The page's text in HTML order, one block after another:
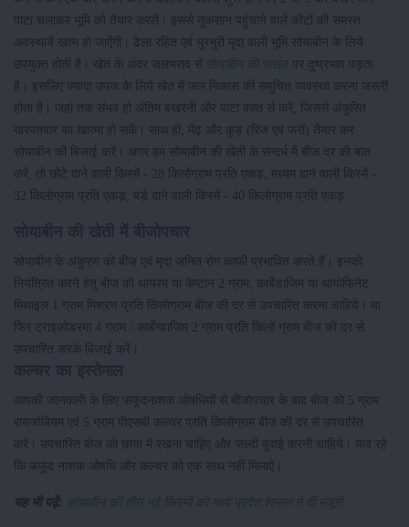
पाटा चलाकर भूमि को तैयार करलें। इससे नुकसान पहुंचाने वाले कीटों की समस्त
अवस्थायें खत्म हो जाऐंगी। ढेला रहित एवं भुरभुरी मृदा वाली भूमि सोयाबीन के लिये
उपयुक्त होती है। खेत के अंदर जलभराव से सोयाबीन की फसल पर दुष्प्रभाव पड़ता
है। इसलिए ज्यादा उपज के लिये खेत में जल निकास की समुचित व्यवस्था करना जरूरी
होता है। जहां तक संभव हो अंतिम बखरनी और पाटा वक्त से करें, जिससे अंकुरित
खरपतवार का खात्मा हो सकें। साथ ही, मेंढ़ और कूड़ (रिज एवं फरों) तैयार कर
सोयाबीन की बिजाई करें। अगर हम सोयाबीन की खेती के सन्दर्भ में बीज दर की बात
करें, तो छोटे दाने वाली किस्में - 28 किलोग्राम प्रति एकड़, मध्यम दाने वाली किस्में -
32 किलोग्राम प्रति एकड़, बड़े दाने वाली किस्में - 40 किलोग्राम प्रति एकड़
सोयाबीन के अंकुरण को बीज एवं मृदा जनित रोग काफी प्रभावित करते हैं। इनको
नियंत्रित करने हेतु बीज को थायरम या केप्टान 2 ग्राम, कार्बेडाजिम या थायोफिनेट
मिथाइल 1 ग्राम मिश्रण प्रति किलोग्राम बीज की दर से उपचारित करना चाहिये। या
फिर ट्राइकोडरमा 4 ग्राम / कार्बेन्डाजिम 2 ग्राम प्रति किलों ग्राम बीज की दर से
उपचारित करके बिजाई करें।
आपकी जानकारी के लिए फफूंदनाशक ओषधियों से बीजोपचार के बाद बीज को 5 ग्राम
रायजोबियम एवं 5 ग्राम पीएसबी कल्चर प्रति किलोग्राम बीज की दर से उपचारित
करें। उपचारित बीज को छाया में रखना चाहिए और जल्दी बुवाई करनी चाहिये। याद रहे
कि फफूंद नाशक ओषधि और कल्चर को एक साथ नहीं मिलाऐं।
यह भी पढ़ें: सोयाबीन की तीन नई किस्मों को मध्य प्रदेश शासन ने दी मंजूरी